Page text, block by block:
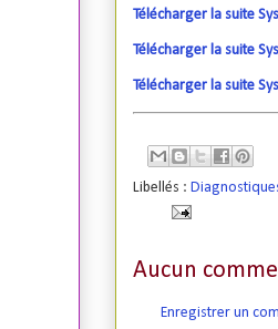
Télécharger la suite
Télécharger la suite
Télécharger la suite
Libellés :
Aucun
Enregistrer un